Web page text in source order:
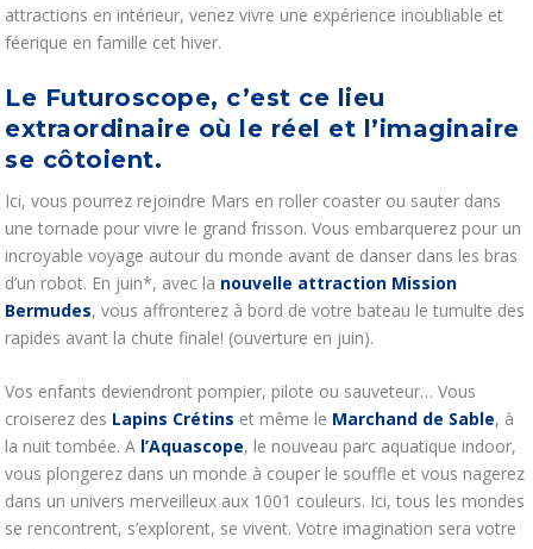
attractions en intérieur, venez vivre une expérience inoubliable et
féerique en famille cet hiver.
Le Futuroscope, c’est ce lieu
extraordinaire où le réel et l’imaginaire
se côtoient.
Ici, vous pourrez rejoindre Mars en roller coaster ou sauter dans
une tornade pour vivre le grand frisson. Vous embarquerez pour un
incroyable voyage autour du monde avant de danser dans les bras
d’un robot. En juin*, avec la nouvelle attraction Mission
Bermudes, vous affronterez à bord de votre bateau le tumulte des
rapides avant la chute finale! (ouverture en juin).
Vos enfants deviendront pompier, pilote ou sauveteur… Vous
croiserez des Lapins Crétins et même le Marchand de Sable, à
la nuit tombée. A l’Aquascope, le nouveau parc aquatique indoor,
vous plongerez dans un monde à couper le souffle et vous nagerez
dans un univers merveilleux aux 1001 couleurs. Ici, tous les mondes
se rencontrent, s’explorent, se vivent. Votre imagination sera votre